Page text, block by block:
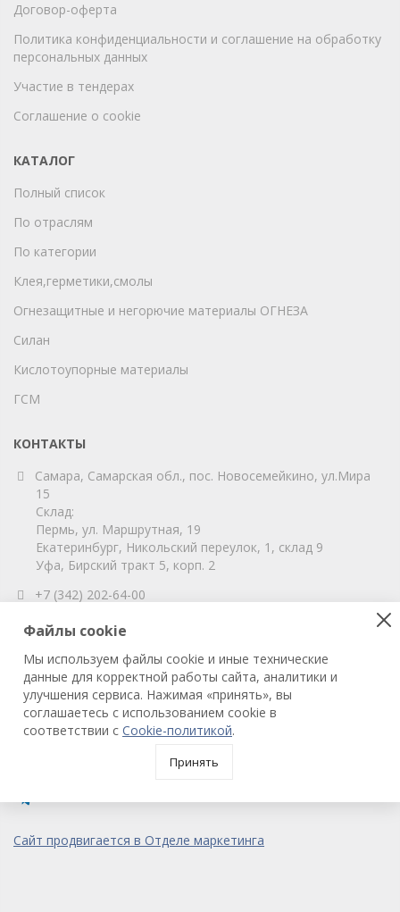
Договор-оферта
Политика конфиденциальности и соглашение на обработку
персональных данных
Участие в тендерах
Соглашение о cookie
КАТАЛОГ
Полный список
По отраслям
По категории
Клея,герметики,смолы
Огнезащитные и негорючие материалы ОГНЕЗА
Силан
Кислотоупорные материалы
ГСМ
КОНТАКТЫ
Самара, Самарская обл., пос. Новосемейкино, ул.Мира
15
Склад:
Пермь, ул. Маршрутная, 19
Екатеринбург, Никольский переулок, 1, склад 9
Уфа, Бирский тракт 5, корп. 2
+7 (342) 202-64-00
info@vitahim-perm.ru
ООО «ВитаХим Пермь»
ОГРН: 1115905003059
ИНН/КПП: 5905285619/590501001
Сайт продвигается в Отделе маркетинга
Файлы cookie
Мы используем файлы cookie и иные технические
данные для корректной работы сайта, аналитики и
улучшения сервиса. Нажимая «принять», вы
соглашаетесь с использованием cookie в
соответствии с Cookie-политикой.
Принять